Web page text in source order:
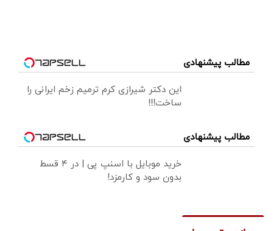
مطالب پیشنهادی
این دکتر شیرازی کرم ترمیم زخم ایرانی را
ساخت!!!
مطالب پیشنهادی
خرید موبایل با اسنپ پی | در ۴ قسط
بدون سود و کارمزد!